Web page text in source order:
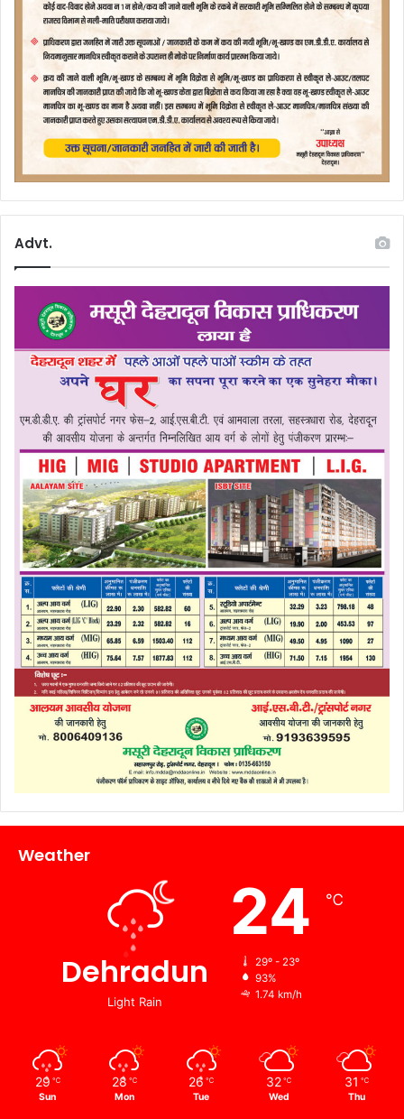
Advt.
Weather
Dehradun
Light Rain
24 ℃
29º - 23º
93%
1.74 km/h
29 ℃
Sun
28 ℃
Mon
26 ℃
Tue
32 ℃
Wed
31 ℃
Thu